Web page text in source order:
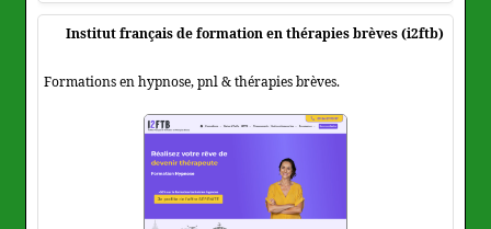
Institut français de formation en thérapies brèves (i2ftb)
Formations en hypnose, pnl & thérapies brèves.